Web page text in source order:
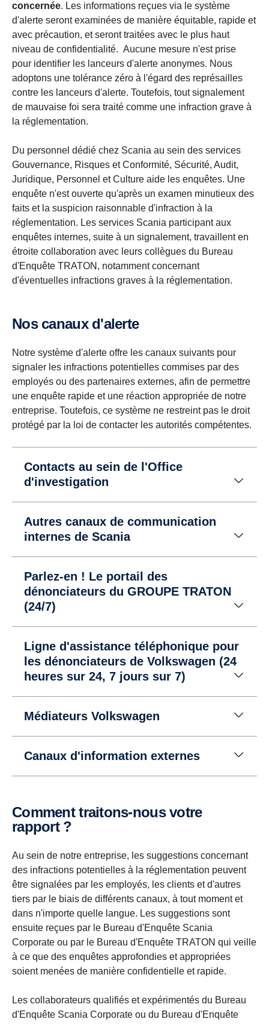
concernée. Les informations reçues via le système
d'alerte seront examinées de manière équitable, rapide et
avec précaution, et seront traitées avec le plus haut
niveau de confidentialité. Aucune mesure n'est prise
pour identifier les lanceurs d'alerte anonymes. Nous
adoptons une tolérance zéro à l'égard des représailles
contre les lanceurs d'alerte. Toutefois, tout signalement
de mauvaise foi sera traité comme une infraction grave à
la réglementation.
Du personnel dédié chez Scania au sein des services
Gouvernance, Risques et Conformité, Sécurité, Audit,
Juridique, Personnel et Culture aide les enquêtes. Une
enquête n'est ouverte qu'après un examen minutieux des
faits et la suspicion raisonnable d'infraction à la
réglementation. Les services Scania participant aux
enquêtes internes, suite à un signalement, travaillent en
étroite collaboration avec leurs collègues du Bureau
d'Enquête TRATON, notamment concernant
d'éventuelles infractions graves à la réglementation.
Nos canaux d'alerte
Notre système d'alerte offre les canaux suivants pour
signaler les infractions potentielles commises par des
employés ou des partenaires externes, afin de permettre
une enquête rapide et une réaction appropriée de notre
entreprise. Toutefois, ce système ne restreint pas le droit
protégé par la loi de contacter les autorités compétentes.
Contacts au sein de l'Office
d'investigation
Autres canaux de communication
internes de Scania
Parlez-en ! Le portail des
dénonciateurs du GROUPE TRATON
(24/7)
Ligne d'assistance téléphonique pour
les dénonciateurs de Volkswagen (24
heures sur 24, 7 jours sur 7)
Médiateurs Volkswagen
Canaux d'information externes
Comment traitons-nous votre
rapport ?
Au sein de notre entreprise, les suggestions concernant
des infractions potentielles à la réglementation peuvent
être signalées par les employés, les clients et d'autres
tiers par le biais de différents canaux, à tout moment et
dans n'importe quelle langue. Les suggestions sont
ensuite reçues par le Bureau d'Enquête Scania
Corporate ou par le Bureau d'Enquête TRATON qui veille
à ce que des enquêtes approfondies et appropriées
soient menées de manière confidentielle et rapide.
Les collaborateurs qualifiés et expérimentés du Bureau
d'Enquête Scania Corporate ou du Bureau d'Enquête